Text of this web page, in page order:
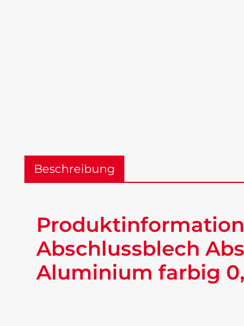
Beschreibung
Abschlussblech
Aluminium farbig